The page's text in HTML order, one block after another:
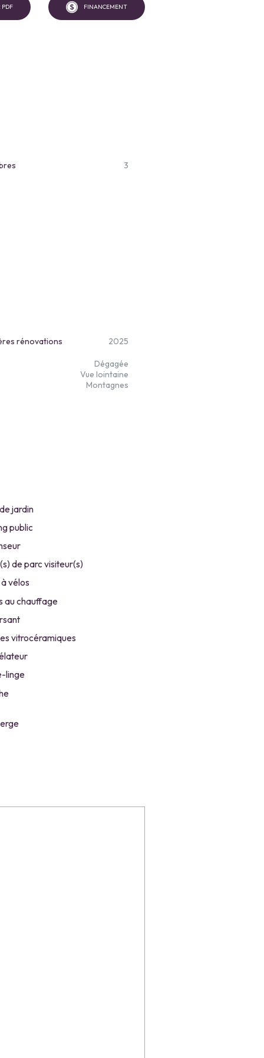
PDF FINANCEMENT
3
rénovations 2025
Dégagée
Vue lointaine
Montagnes
jardin
public
de parc visiteur(s)
vélos
au chauffage
vitrocéramiques
linge